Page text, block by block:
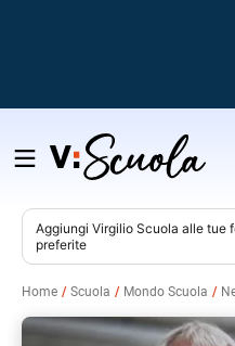
Salta
contenuto
Aggiungi Virgilio Scuola alle tue
preferite
Home Scuola Mondo Scuola